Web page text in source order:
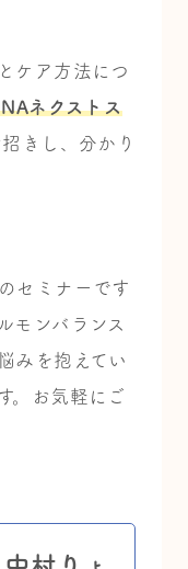
と ケア方法 につ
ネクストス
きし、 分かり
セミナーです
モンバランス
みを抱えてい
。
お気軽にご